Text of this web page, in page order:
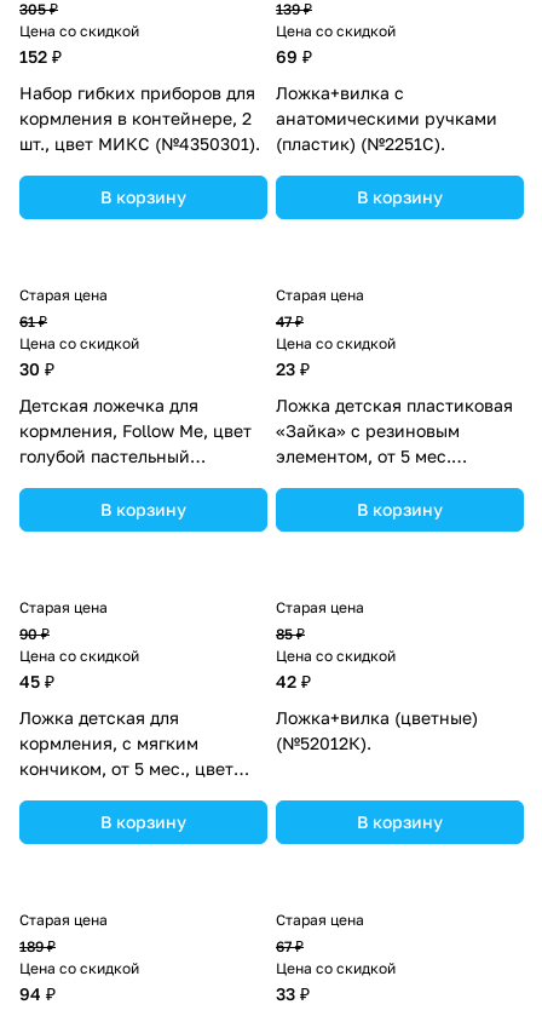
305 ₽
Цена со скидкой
152 ₽
Набор гибких приборов для
кормления в контейнере, 2
шт., цвет МИКС (№4350301).
В корзину
139 ₽
Цена со скидкой
69 ₽
Ложка+вилка с
анатомическими ручками
(пластик) (№2251С).
В корзину
Старая цена
61 ₽
Цена со скидкой
30 ₽
Детская ложечка для
кормления, Follow Me, цвет
голубой пастельный
В корзину
Старая цена
47 ₽
Цена со скидкой
23 ₽
Ложка детская пластиковая
«Зайка» с резиновым
элементом, от 5 мес.
В корзину
Старая цена
90 ₽
Цена со скидкой
45 ₽
Ложка детская для
кормления, с мягким
кончиком, от 5 мес., цвет
В корзину
Старая цена
85 ₽
Цена со скидкой
42 ₽
Ложка+вилка (цветные)
(№52012К).
В корзину
Старая цена
189 ₽
Цена со скидкой
94 ₽
Старая цена
67 ₽
Цена со скидкой
33 ₽